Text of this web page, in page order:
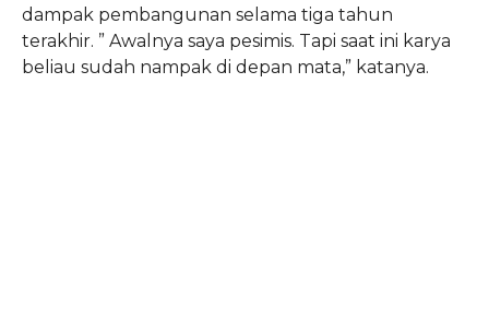
dampak pembangunan selama tiga tahun
terakhir. ” Awalnya saya pesimis. Tapi saat ini karya
beliau sudah nampak di depan mata,” katanya.